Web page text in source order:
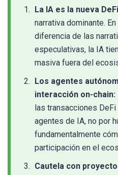
La IA es la nueva
narrativa dominante.
diferencia de las
especulativas, la IA
masiva fuera del
Los agentes
interacción on-chain:
las transacciones
agentes de IA, no por
fundamentalmente
participación en el
Cautela con